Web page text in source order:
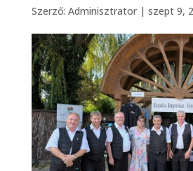
Szerző: Adminisztrator| szept 9,